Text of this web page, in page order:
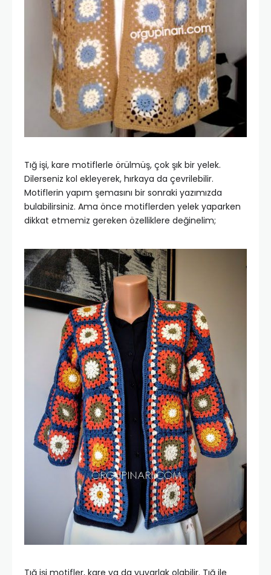
Tığ işi, kare motiflerle örülmüş, çok şık bir yelek.
Dilerseniz kol ekleyerek, hırkaya da çevrilebilir.
Motiflerin yapım şemasını bir sonraki yazımızda
bulabilirsiniz. Ama önce motiflerden yelek yaparken
dikkat etmemiz gereken özelliklere değinelim;